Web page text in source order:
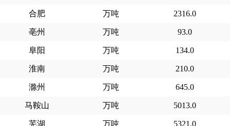
合肥 万吨 2316.0
亳州 万吨 93.0
阜阳 万吨 134.0
淮南 万吨 210.0
滁州 万吨 645.0
马鞍山 万吨 5013.0
芜湖 万吨 5321.0